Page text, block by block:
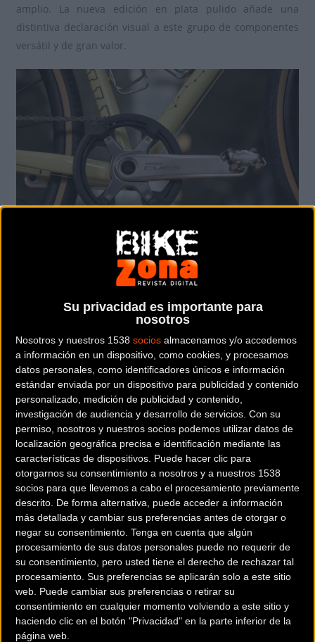
Su privacidad es importante para
nosotros
Nosotros y nuestros 1538 socios almacenamos y/o accedemos
a información en un dispositivo, como cookies, y procesamos
datos personales, como identificadores únicos e información
estándar enviada por un dispositivo para publicidad y contenido
personalizado, medición de publicidad y contenido,
investigación de audiencia y desarrollo de servicios. Con su
permiso, nosotros y nuestros socios podemos utilizar datos de
localización geográfica precisa e identificación mediante las
características de dispositivos. Puede hacer clic para
otorgarnos su consentimiento a nosotros y a nuestros 1538
socios para que llevemos a cabo el procesamiento previamente
descrito. De forma alternativa, puede acceder a información
más detallada y cambiar sus preferencias antes de otorgar o
negar su consentimiento. Tenga en cuenta que algún
procesamiento de sus datos personales puede no requerir de
su consentimiento, pero usted tiene el derecho de rechazar tal
procesamiento. Sus preferencias se aplicarán solo a este sitio
web. Puede cambiar sus preferencias o retirar su
consentimiento en cualquier momento volviendo a este sitio y
haciendo clic en el botón "Privacidad" en la parte inferior de la
página web.
amplio. La nueva edición en plata pulido añade una
distintiva declaración visual a este grupo de componentes
versátil y de gran valor.
Características Clave del Shimano
La líneaShimano CUESse distingue por una serie de
características fundamentales:
Movimiento Constante y Confianza (CUES: KEEPS
YOU MOVING): El sistemaCUES para manillar de
carreteraes cómodo y fácil de controlar, ofreciendo
confianza y una ergonomía de primer nivel. Al utilizar
diseños ergonómicos heredados de los grupos de
carretera de gama alta de Shimano, CUES se adapta a
una amplia variedad de tamaños de mano para
mayor confort y control.
Simplicidad (CUES: SIMPLICTY):CUES unifica las
gamas de grupos de Shimano concomponentes
intercambiables, incluyendo poleas de cambio,
piñones de cassette y cadenas comunes. Esto reduce
las necesidades de inventario en los talleres y